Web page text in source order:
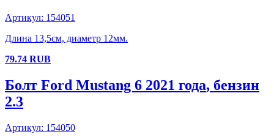
Артикул: 154051
Длина 13,5см, диаметр 12мм.
79.74 RUB
Болт Ford Mustang 6 2021 года, бензин
2.3
Артикул: 154050